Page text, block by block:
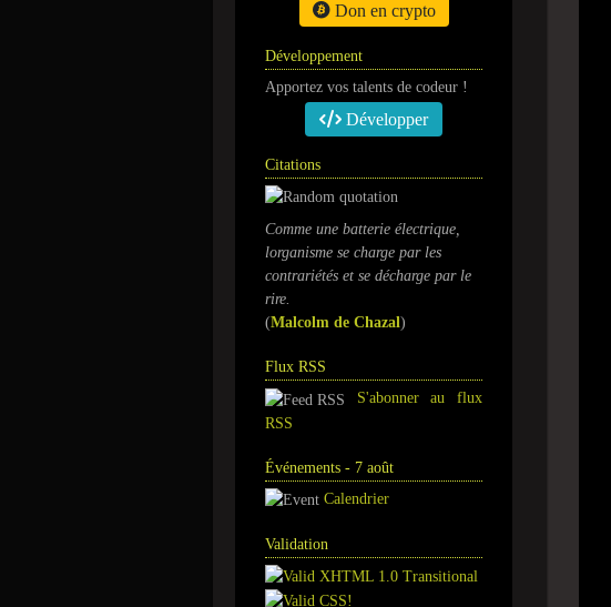
Don en crypto
Développement
Apportez vos talents de codeur !
Développer
Citations
Comme une batterie électrique,
lorganisme se charge par les
contrariétés et se décharge par le
rire.
(Malcolm de Chazal)
Flux RSS
S'abonner au flux
RSS
Événements - 7 août
Calendrier
Validation